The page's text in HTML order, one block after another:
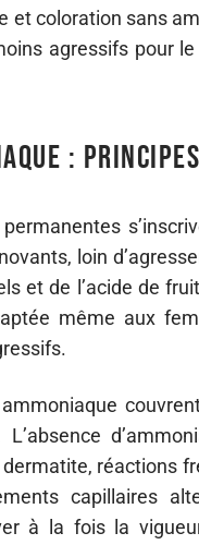
et coloration sans
agressifs pour
:
loin
et de l’acide de
même aux
réactions
capillaires
à la fois la